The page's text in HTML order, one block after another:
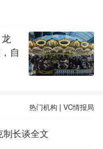
自
热门机构 |VC情报局
长谈全文